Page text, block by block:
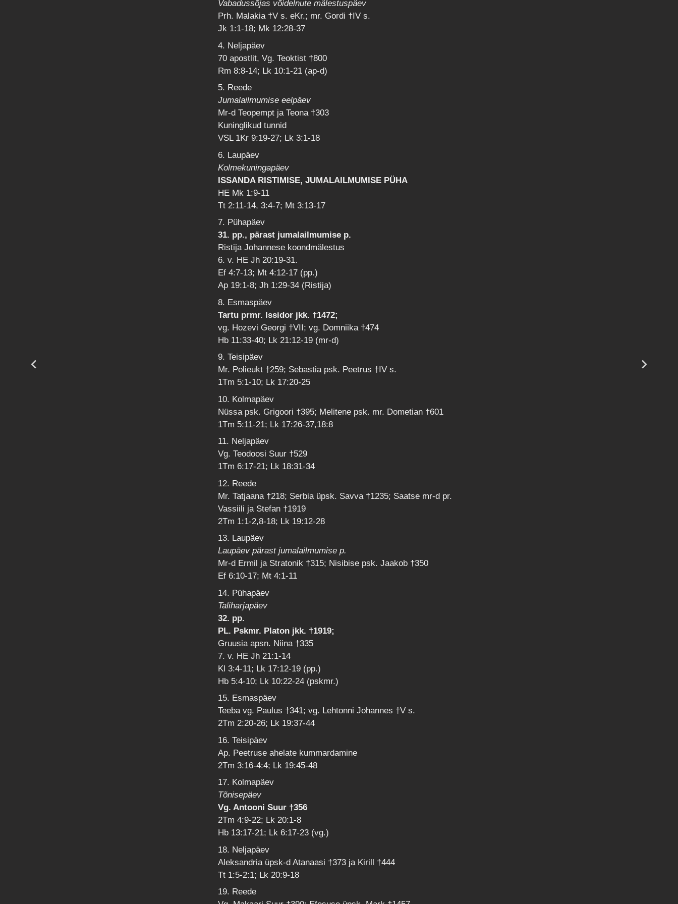
Vabadussõjas võidelnute mälestuspäev
Prh. Malakia †V s. eKr.; mr. Gordi †IV s.
Jk 1:1-18; Mk 12:28-37
4. Neljapäev
70 apostlit, Vg. Teoktist †800
Rm 8:8-14; Lk 10:1-21 (ap-d)
5. Reede
Jumalailmumise eelpäev
Mr-d Teopempt ja Teona †303
Kuninglikud tunnid
VSL 1Kr 9:19-27; Lk 3:1-18
6. Laupäev
Kolmekuningapäev
ISSANDA RISTIMISE, JUMALAILMUMISE PÜHA
HE Mk 1:9-11
Tt 2:11-14, 3:4-7; Mt 3:13-17
7. Pühapäev
31. pp., pärast jumalailmumise p.
Ristija Johannese koondmälestus
6. v. HE Jh 20:19-31.
Ef 4:7-13; Mt 4:12-17 (pp.)
Ap 19:1-8; Jh 1:29-34 (Ristija)
8. Esmaspäev
Tartu prmr. Issidor jkk. †1472;
vg. Hozevi Georgi †VII; vg. Domniika †474
Hb 11:33-40; Lk 21:12-19 (mr-d)
9. Teisipäev
Mr. Polieukt †259; Sebastia psk. Peetrus †IV s.
1Tm 5:1-10; Lk 17:20-25
10. Kolmapäev
Nüssa psk. Grigoori †395; Melitene psk. mr. Dometian †601
1Tm 5:11-21; Lk 17:26-37,18:8
11. Neljapäev
Vg. Teodoosi Suur †529
1Tm 6:17-21; Lk 18:31-34
12. Reede
Mr. Tatjaana †218; Serbia üpsk. Savva †1235; Saatse mr-d pr.
Vassiili ja Stefan †1919
2Tm 1:1-2,8-18; Lk 19:12-28
13. Laupäev
Laupäev pärast jumalailmumise p.
Mr-d Ermil ja Stratonik †315; Nisibise psk. Jaakob †350
Ef 6:10-17; Mt 4:1-11
14. Pühapäev
Taliharjapäev
32. pp.
PL. Pskmr. Platon jkk. †1919;
Gruusia apsn. Niina †335
7. v. HE Jh 21:1-14
Kl 3:4-11; Lk 17:12-19 (pp.)
Hb 5:4-10; Lk 10:22-24 (pskmr.)
15. Esmaspäev
Teeba vg. Paulus †341; vg. Lehtonni Johannes †V s.
2Tm 2:20-26; Lk 19:37-44
16. Teisipäev
Ap. Peetruse ahelate kummardamine
2Tm 3:16-4:4; Lk 19:45-48
17. Kolmapäev
Tõnisepäev
Vg. Antooni Suur †356
2Tm 4:9-22; Lk 20:1-8
Hb 13:17-21; Lk 6:17-23 (vg.)
18. Neljapäev
Aleksandria üpsk-d Atanaasi †373 ja Kirill †444
Tt 1:5-2:1; Lk 20:9-18
19. Reede